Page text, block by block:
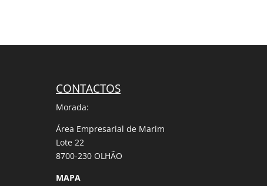
CONTACTOS
Morada:
Área Empresarial de Marim
Lote 22
8700-230 OLHÃO
MAPA